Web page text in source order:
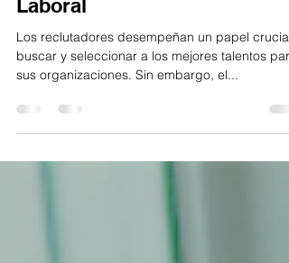
Cómo estar al dia con las
Tendencias del Mercado
Laboral
Los reclutadores desempeñan un papel crucial
buscar y seleccionar a los mejores talentos para